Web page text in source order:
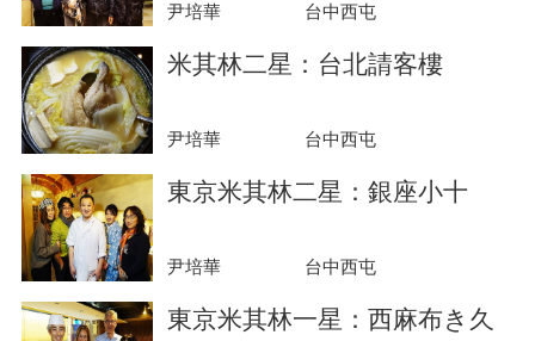
尹培華 台中西屯
米其林二星：台北請客樓
尹培華 台中西屯
東京米其林二星：銀座小十
尹培華 台中西屯
東京米其林一星：西麻布き久